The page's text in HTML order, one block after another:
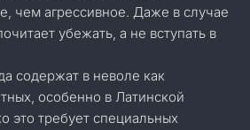
чем агрессивное. Даже в случае
убежать, а не вступать в
содержат в неволе как
особенно в Латинской
это требует специальных